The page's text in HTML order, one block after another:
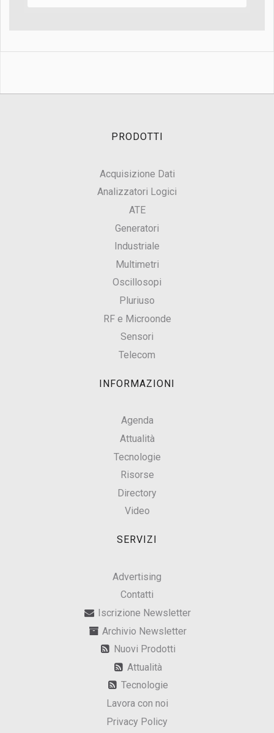
PRODOTTI
Acquisizione Dati
Analizzatori Logici
ATE
Generatori
Industriale
Multimetri
Oscillosopi
Pluriuso
RF e Microonde
Sensori
Telecom
INFORMAZIONI
Agenda
Attualità
Tecnologie
Risorse
Directory
Video
SERVIZI
Advertising
Contatti
Iscrizione Newsletter
Archivio Newsletter
Nuovi Prodotti
Attualità
Tecnologie
Lavora con noi
Privacy Policy